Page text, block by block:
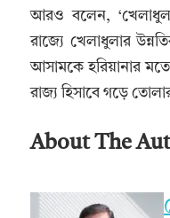
আরও বলেন,
রাজ্যে খেলাধুলার
আসামকে হরিয়ানার
রাজ্য হিসাবে গড়ে
About The